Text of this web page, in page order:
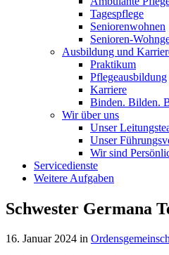
Tagespflege
Seniorenwohnen
Senioren-
Ausbildung und
Praktikum
Pflegeausbildung
Karriere
Binden. Bilden.
Wir über uns
Unser
Unser
Wir sind
Servicedienste
Weitere Aufgaben
Schwester Germana
16. Januar 2024 in